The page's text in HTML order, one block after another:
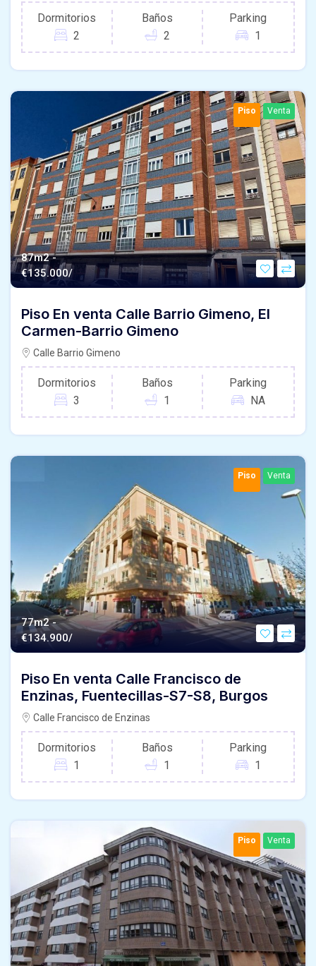
Dormitorios
2
Baños
2
Parking
1
Piso Venta
87m2 -
€135.000/
Piso En venta Calle Barrio Gimeno, El
Carmen-Barrio Gimeno
Calle Barrio Gimeno
Dormitorios
3
Baños
1
Parking
NA
Piso Venta
77m2 -
€134.900/
Piso En venta Calle Francisco de
Enzinas, Fuentecillas-S7-S8, Burgos
Calle Francisco de Enzinas
Dormitorios
1
Baños
1
Parking
1
Piso Venta